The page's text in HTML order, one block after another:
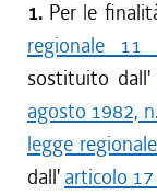
1. Per le
regionale
sostituito dall'
agosto 1982,
legge
dall' articolo